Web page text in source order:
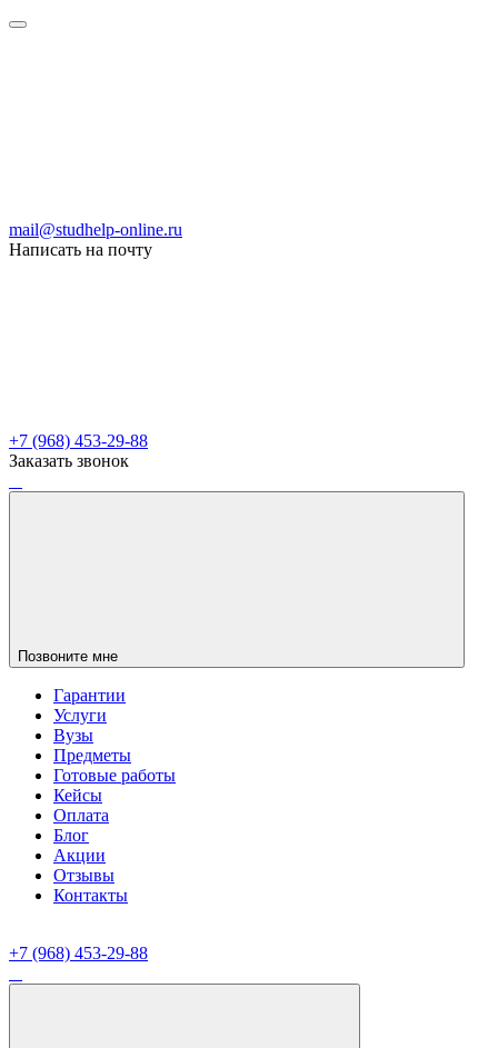
mail@studhelp-online.ru
Написать на почту
+7 (968) 453-29-88
Заказать звонок
Позвоните мне
Гарантии
Услуги
Вузы
Предметы
Готовые работы
Кейсы
Оплата
Блог
Акции
Отзывы
Контакты
+7 (968) 453-29-88